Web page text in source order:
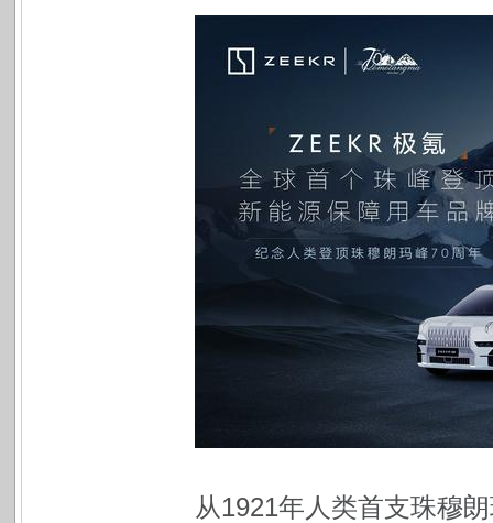
从1921年人类首支珠穆